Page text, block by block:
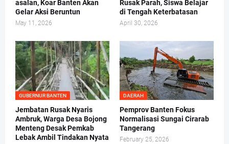
asalan, Koar Banten Akan
Gelar Aksi Beruntun
May 11, 2026
Rusak Parah, Siswa Belajar
di Tengah Keterbatasan
April 30, 2026
GUBERNUR BANTEN
Jembatan Rusak Nyaris
Ambruk, Warga Desa Bojong
Menteng Desak Pemkab
Lebak Ambil Tindakan Nyata
DAERAH
Pemprov Banten Fokus
Normalisasi Sungai Cirarab
Tangerang
February 25, 2026